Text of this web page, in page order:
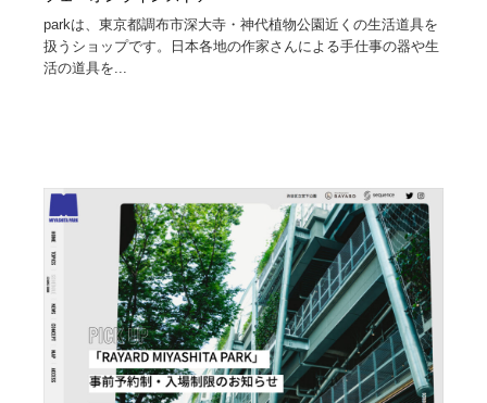
parkは、東京都調布市深大寺・神代植物公園近くの生活道具を
扱うショップです。日本各地の作家さんによる手仕事の器や生
活の道具を...